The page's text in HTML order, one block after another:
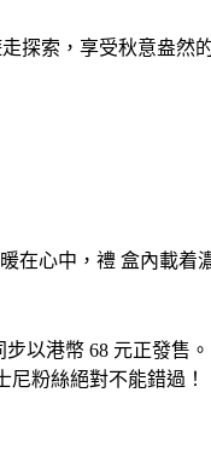
探索，享受秋意盎然
在心中，禮 盒內載着
以港幣 68 元正發售
粉絲絕對不能錯過！